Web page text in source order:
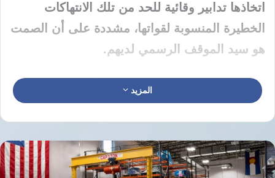
اتخاذها تدابير وقائية للحد من تلك الانتهاكات
الخطيرة المنسوبة لقواتها، مشددة على أن الصمت
هو سيد الموقف الرسمي لديهم.
تؤكد براميلا باتن في تصريحاتها الأخيرة من مقر
المنظمة في نيويورك أن تل أبيب لم تتخذ خطوات
الحساس. وتوضح باتن أنها لم تتلقَّ حتى أصغر
معلومة تتعلق بآليات أو إجراءات فعلية من حكومة
المزيد